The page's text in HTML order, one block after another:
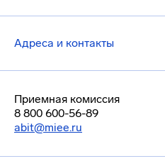
Адреса и контакты
Приемная комиссия
8 800 600-56-89
abit@miee.ru